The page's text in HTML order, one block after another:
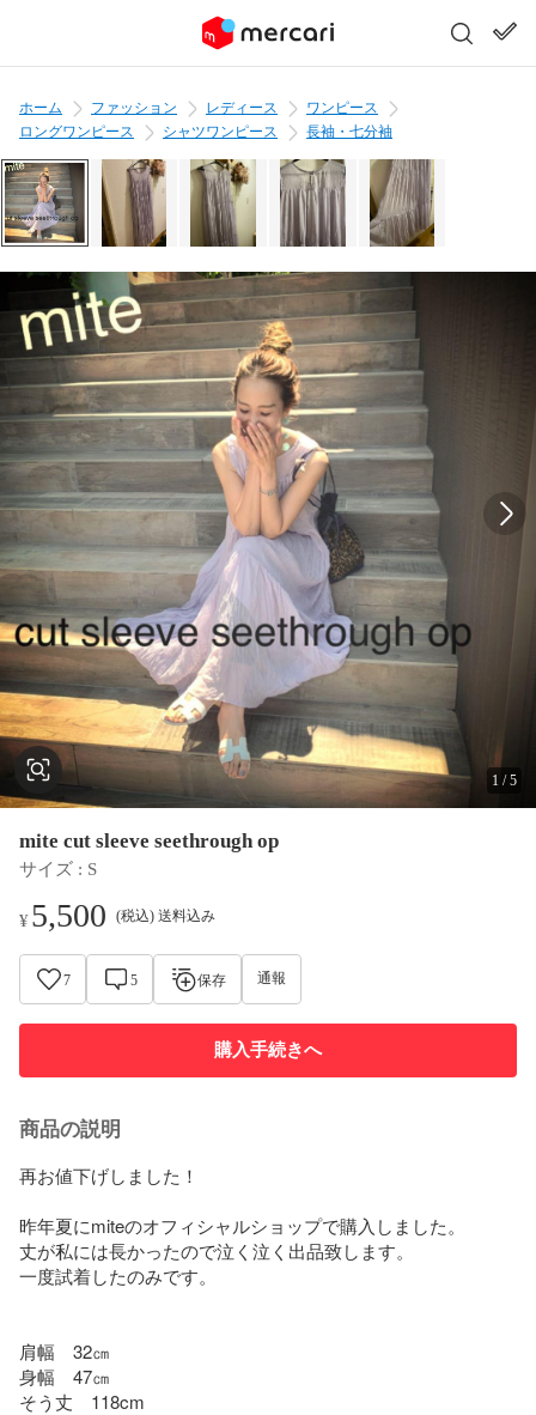
ホーム ファッション レディース
ワンピース
ロングワンピース
シャツワンピース 長袖・七分袖
1 /5
mite cut sleeve seethrough op
サイズ : S
¥5,500 (税込) 送料込み
7 5 保存 通報
購入手続きへ
商品の説明
再お値下げしました！
昨年夏にmiteのオフィシャルショップで購入しました。
丈が私には長かったので泣く泣く出品致します。
一度試着したのみです。
肩幅　32㎝
身幅　47㎝
そう丈　118cm